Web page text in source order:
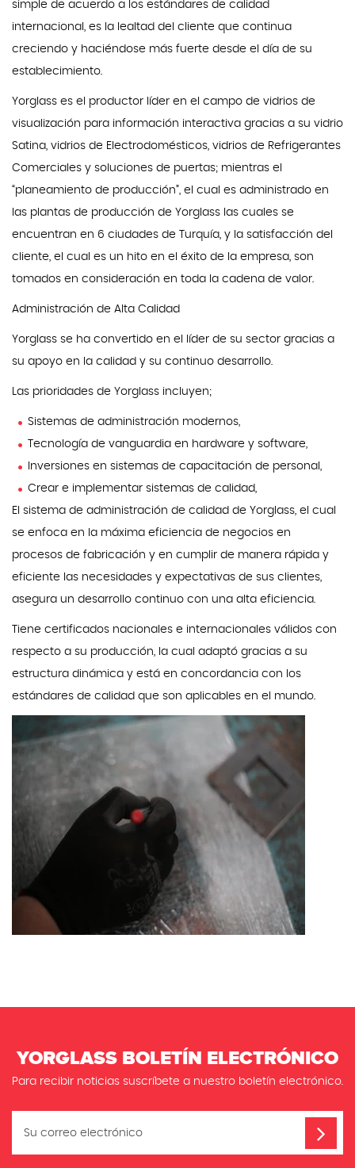
simple de acuerdo a los estándares de calidad
internacional, es la lealtad del cliente que continua
creciendo y haciéndose más fuerte desde el día de su
establecimiento.
Yorglass es el productor líder en el campo de vidrios de
visualización para información interactiva gracias a su vidrio
Satina, vidrios de Electrodomésticos, vidrios de Refrigerantes
Comerciales y soluciones de puertas; mientras el
“planeamiento de producción”, el cual es administrado en
las plantas de producción de Yorglass las cuales se
encuentran en 6 ciudades de Turquía, y la satisfacción del
cliente, el cual es un hito en el éxito de la empresa, son
tomados en consideración en toda la cadena de valor.
Administración de Alta Calidad
Yorglass se ha convertido en el líder de su sector gracias a
su apoyo en la calidad y su continuo desarrollo.
Las prioridades de Yorglass incluyen;
Sistemas de administración modernos,
Tecnología de vanguardia en hardware y software,
Inversiones en sistemas de capacitación de personal,
Crear e implementar sistemas de calidad,
El sistema de administración de calidad de Yorglass, el cual
se enfoca en la máxima eficiencia de negocios en
procesos de fabricación y en cumplir de manera rápida y
eficiente las necesidades y expectativas de sus clientes,
asegura un desarrollo continuo con una alta eficiencia.
Tiene certificados nacionales e internacionales válidos con
respecto a su producción, la cual adaptó gracias a su
estructura dinámica y está en concordancia con los
estándares de calidad que son aplicables en el mundo.
YORGLASS BOLETÍN ELECTRÓNICO
Para recibir noticias suscríbete a nuestro boletín electrónico.